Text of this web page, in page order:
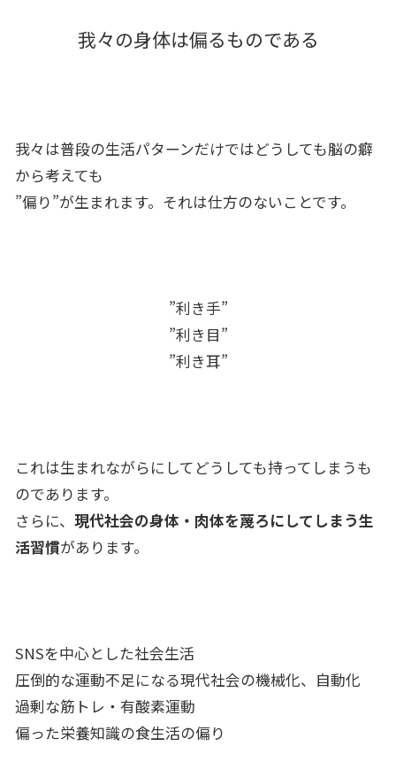
我々の身体は偏るものである
我々は普段の生活パターンだけではどうしても脳の癖
から考えても
”偏り”が生まれます。それは仕方のないことです。
”利き手”
”利き目”
”利き耳”
これは生まれながらにしてどうしても持ってしまうも
のであります。
さらに、 現代社会の身体・肉体を蔑ろにしてしまう生
活習慣があります。
SNSを中心とした社会生活
圧倒的な運動不足になる現代社会の機械化、自動化
過剰な筋トレ・有酸素運動
偏った栄養知識の食生活の偏り